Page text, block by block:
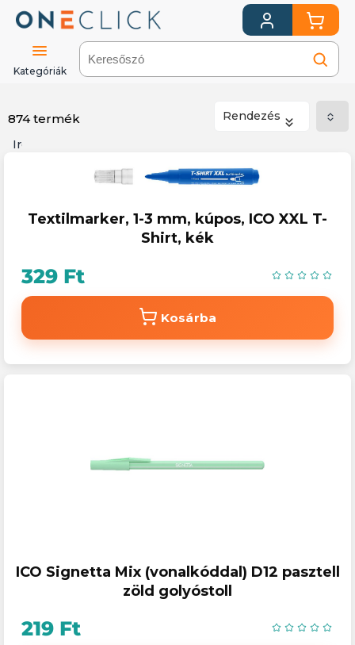
Kategóriák
874 termék
Rendezés
Irodaszer,
Textilmarker, 1-3 mm, kúpos, ICO XXL T-
Shirt, kék
329 Ft
Kosárba
ICO Signetta Mix (vonalkóddal) D12 pasztell
zöld golyóstoll
219 Ft